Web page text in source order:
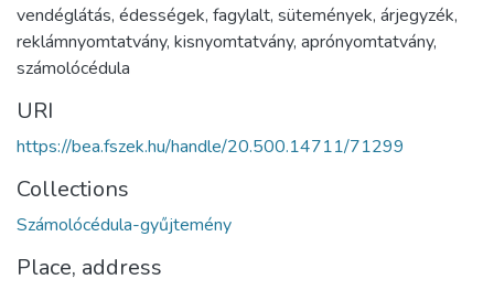
vendéglátás, édességek, fagylalt, sütemények, árjegyzék,
reklámnyomtatvány, kisnyomtatvány, aprónyomtatvány,
számolócédula
URI
https://bea.fszek.hu/handle/20.500.14711/71299
Collections
Számolócédula-gyűjtemény
Place, address